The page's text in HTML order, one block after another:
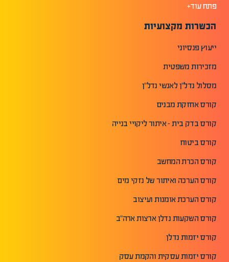
פתח עוד+
הכשרות מקצועיות
ייעוץ פנסיוני
מזכירות משפטית
מסלול נדל"ן לאנשי נדל"ן
קורס אחזקת מבנים
קורס בדק בית - איתור ליקויי בנייה
קורס ביטוח
קורס הכרת המחשב
קורס הערכה ואיתור של נזקי מים
קורס הערכת אומנות ועיצוב
קורס השקעות נדלן ארצות ארה"ב
קורס יזמות נדלן
קורס יזמות עסקית והקמת עסק